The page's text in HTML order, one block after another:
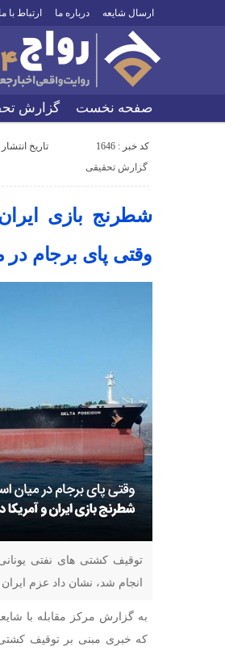
ارسال شایعه درباره ما ارتباط با ما
صفحه نخست گزارش
کد خبر : 1646 تاریخ انتشار : سه شنبه
گزارش تحقیقی
شطرنج بازی
وقتی پای برجام
توقیف کشتی های نفتی
انجام شد، نشان داد عزم
به گزارش مرکز مقابله با